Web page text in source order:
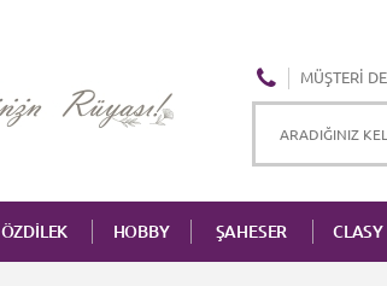
MÜŞTERI
ÖZDİLEK HOBBY ŞAHESER CLASY